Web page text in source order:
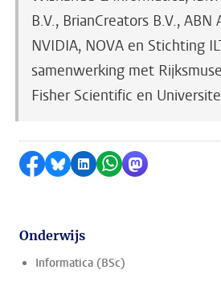
B.V., BrianCreators B.V., ABN
NVIDIA, NOVA en Stichting
samenwerking met
Fisher Scientific en
Delen op Facebook
Delen via Bluesky
Delen op LinkedIn
Delen via
Delen via
Onderwijs
Informatica (BSc)